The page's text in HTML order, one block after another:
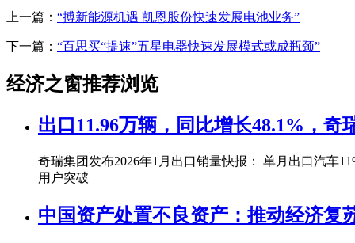
上一篇： “搏新能源机遇 凯恩股份快速发展电池业务”
下一篇： “百思买“提速”五星电器快速发展模式或成瓶颈”
经济之窗推荐浏览
出口11.96万辆，同比增长48.1%，奇
奇瑞集团发布2026年1月出口销量快报： 单月出口汽车
用户突破
中国资产处置不良资产：推动经济复